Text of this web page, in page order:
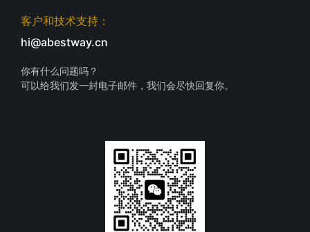
客户和技术支持：
hi@abestway.cn
你有什么问题吗？
可以给我们发一封电子邮件，我们会尽快回复你。